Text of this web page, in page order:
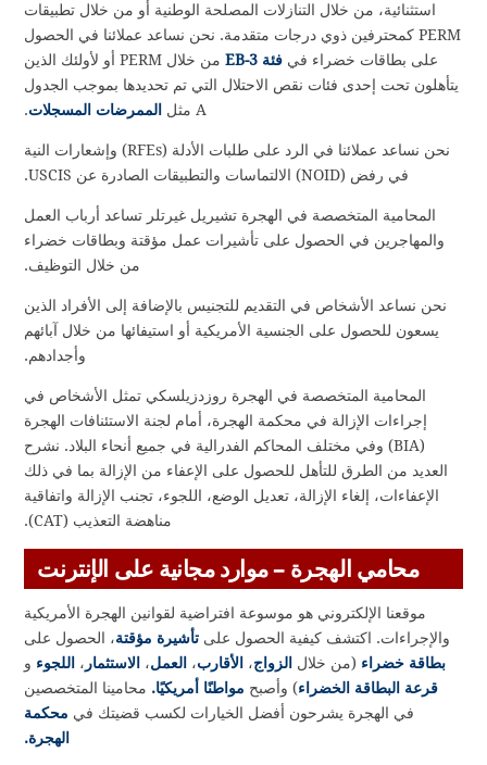
استثنائية، من خلال التنازلات المصلحة الوطنية أو من خلال تطبيقات
PERM كمحترفين ذوي درجات متقدمة. نحن نساعد عملائنا في الحصول
على بطاقات خضراء في فئة EB-3
من خلال PERM أو لأولئك الذين
يتأهلون تحت إحدى فئات نقص الاحتلال التي تم تحديدها بموجب الجدول
A مثل
الممرضات المسجلات.
نحن نساعد عملائنا في الرد على طلبات الأدلة (RFEs) وإشعارات النية
في رفض (NOID) الالتماسات والتطبيقات الصادرة عن USCIS.
المحامية المتخصصة في الهجرة تشيريل غيرتلر تساعد أرباب العمل
والمهاجرين في الحصول على تأشيرات عمل مؤقتة وبطاقات خضراء
من خلال التوظيف.
نحن نساعد الأشخاص في التقديم للتجنيس بالإضافة إلى الأفراد الذين
يسعون للحصول على الجنسية الأمريكية أو استيفائها من خلال آبائهم
وأجدادهم.
المحامية المتخصصة في الهجرة روزدزيلسكي تمثل الأشخاص في
إجراءات الإزالة في محكمة الهجرة، أمام لجنة الاستئنافات الهجرة
(BIA) وفي مختلف المحاكم الفدرالية في جميع أنحاء البلاد. نشرح
العديد من الطرق للتأهل للحصول على الإعفاء من الإزالة بما في ذلك
الإعفاءات، إلغاء الإزالة، تعديل الوضع، اللجوء، تجنب الإزالة واتفاقية
مناهضة التعذيب (CAT).
محامي الهجرة – موارد مجانية على الإنترنت
موقعنا الإلكتروني هو موسوعة افتراضية لقوانين الهجرة الأمريكية
والإجراءات. اكتشف كيفية الحصول على تأشيرة مؤقتة، الحصول على
بطاقة خضراء (من خلال الزواج، الأقارب، العمل، الاستثمار ، اللجوء و
قرعة البطاقة الخضراء) وأصبح مواطنًا أمريكيًا. محامينا المتخصصين
في الهجرة يشرحون أفضل الخيارات لكسب قضيتك في محكمة
الهجرة.